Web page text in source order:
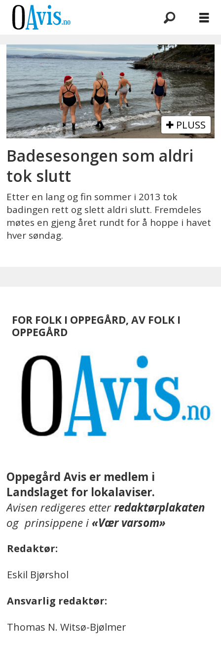
Emne:
helårsbading
PLUSS
Badesesongen som aldri
tok slutt
Etter en lang og fin sommer i 2013 tok
badingen rett og slett aldri slutt. Fremdeles
møtes en gjeng året rundt for å hoppe i havet
hver søndag.
FOR FOLK I OPPEGÅRD, AV FOLK I
OPPEGÅRD
Oppegård Avis er medlem i
Landslaget for lokalaviser.
Avisen redigeres etterredaktørplakaten
og prinsippene i«Vær varsom»
Redaktør:
Eskil Bjørshol
Ansvarlig redaktør:
Thomas N. Witsø-Bjølmer